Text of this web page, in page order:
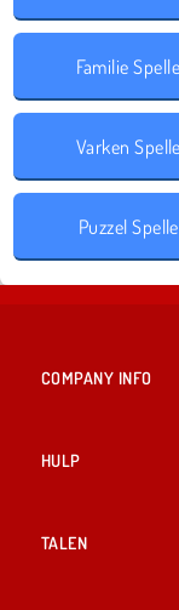
Familie
Varken
Puzzel
COMPANY INFO
HULP
TALEN